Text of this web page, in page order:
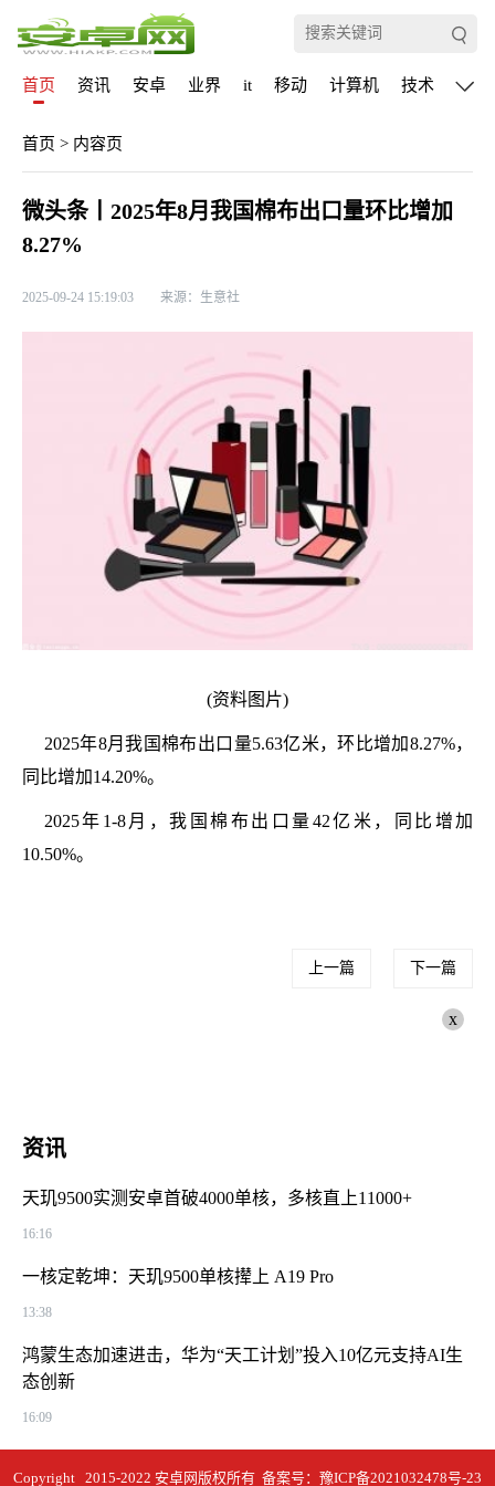
首页 资讯 安卓 业界 it 移动 计算机 技术 通信
首页 > 内容页
微头条丨2025年8月我国棉布出口量环比增加
8.27%
2025-09-24 15:19:03 来源：生意社
(资料图片)
2025年8月我国棉布出口量5.63亿米，环比增加8.27%，
同比增加14.20%。
2025年1-8月，我国棉布出口量42亿米，同比增加
10.50%。
上一篇 下一篇
x
资讯
天玑9500实测安卓首破4000单核，多核直上11000+
16:16
一核定乾坤：天玑9500单核撵上 A19 Pro
13:38
鸿蒙生态加速进击，华为“天工计划”投入10亿元支持AI生
态创新
16:09
Copyright 2015-2022 安卓网版权所有 备案号： 豫ICP备2021032478号-23